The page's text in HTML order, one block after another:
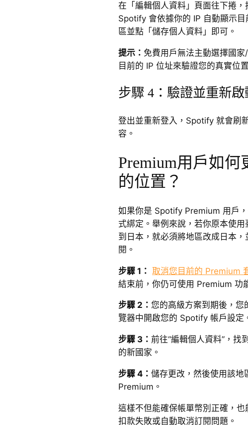
在「編輯個人資料」頁面往下捲，
Spotify 會依據你的 IP 自動顯示
區並點「儲存個人資料」即可。
提示： 免費用戶無法主動選擇國
目前的 IP 位址來驗證您的真實位
步驟 4：驗證並重新啟
登出並重新登入，Spotify 就會刷
容。
Premium用戶如何
的位置？
如果你是 Spotify Premium 用戶
式綁定。舉例來說，若你原本使
到日本，就必須將地區改成日本
閱。
步驟 1： 取消您目前的 Premium
結束前，你仍可使用 Premium 功
步驟 2： 您的高級方案到期後，您
覽器中開啟您的 Spotify 帳戶設定
步驟 3： 前往“編輯個人資料”，找
的新國家。
步驟 4： 儲存更改，然後使用該地
Premium。
這樣不但能確保帳單幣別正確，
扣款失敗或自動取消訂閱問題。